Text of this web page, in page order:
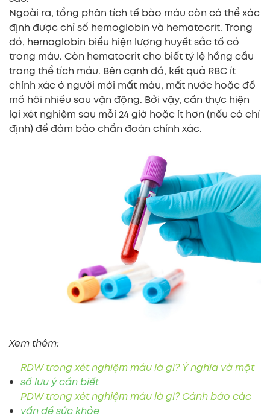
Ngoài ra, tổng phân tích tế bào máu còn có thể xác
định được chỉ số hemoglobin và hematocrit. Trong
đó, hemoglobin biểu hiện lượng huyết sắc tố có
trong máu. Còn hematocrit cho biết tỷ lệ hồng cầu
trong thể tích máu. Bên cạnh đó, kết quả RBC ít
chính xác ở người mới mất máu, mất nước hoặc đổ
mồ hôi nhiều sau vận động. Bởi vậy, cần thực hiện
lại xét nghiệm sau mỗi 24 giờ hoặc ít hơn (nếu có chỉ
định) để đảm bảo chẩn đoán chính xác.
Xem thêm:
RDW trong xét nghiệm máu là gì? Ý nghĩa và một
số lưu ý cần biết
PDW trong xét nghiệm máu là gì? Cảnh báo các
vấn đề sức khỏe